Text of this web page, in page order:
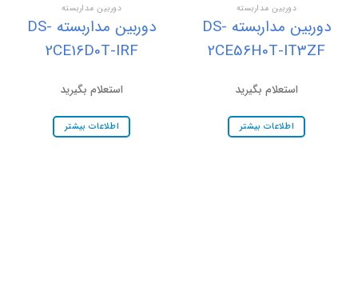
دوربین مداربسته
دوربین مداربسته DS-
2CE56H0T-IT3ZF
استعلام بگیرید
اطلاعات بیشتر
دوربین مداربسته
دوربین مداربسته DS-
2CE16D0T-IRF
استعلام بگیرید
اطلاعات بیشتر